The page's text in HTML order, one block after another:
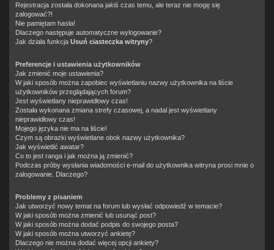
Rejestracja została dokonana jakiś czas temu, ale teraz nie mogę się
zalogować?!
Nie pamiętam hasła!
Dlaczego następuje automatyczne wylogowanie?
Jak działa funkcja Usuń ciasteczka witryny?
Preferencje i ustawienia użytkowników
Jak zmienić moje ustawienia?
W jaki sposób można zapobiec wyświetlaniu nazwy użytkownika na liście
użytkowników przeglądających forum?
Jest wyświetlany nieprawidłowy czas!
Została wykonana zmiana strefy czasowej, a nadal jest wyświetlany
nieprawidłowy czas!
Mojego języka nie ma na liście!
Czym są obrazki wyświetlane obok nazwy użytkownika?
Jak wyświetlić awatar?
Co to jest ranga i jak można ją zmienić?
Podczas próby wysłania wiadomości e-mail do użytkownika witryna prosi mnie o
zalogowanie. Dlaczego?
Problemy z pisaniem
Jak utworzyć nowy temat na forum lub wysłać odpowiedź w temacie?
W jaki sposób można zmienić lub usunąć post?
W jaki sposób można dodać podpis do swojego posta?
W jaki sposób można utworzyć ankietę?
Dlaczego nie można dodać więcej opcji ankiety?